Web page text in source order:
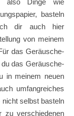
basteln
dir auch hier
von meinem
das Geräusche-
das Geräusche-
in meinem neuen
umfangreiches
selbst basteln
zu verschiedenen